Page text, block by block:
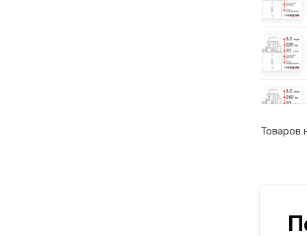
Товаров